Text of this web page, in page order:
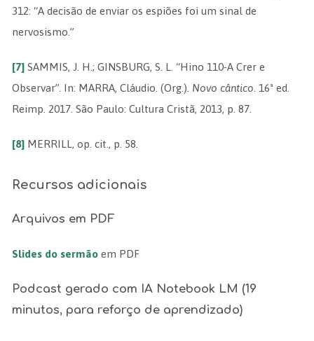
312: “A decisão de enviar os espiões foi um sinal de
nervosismo.”
[7]SAMMIS, J. H.; GINSBURG, S. L. “Hino 110-A Crer e
Observar”. In: MARRA, Cláudio. (Org.). Novo cântico . 16ª ed.
Reimp. 2017. São Paulo: Cultura Cristã, 2013, p. 87.
[8]MERRILL, op. cit., p. 58.
Recursos adicionais
Arquivos em PDF
Slides do sermãoem PDF
Podcast gerado com IA Notebook LM (19
minutos, para reforço de aprendizado)